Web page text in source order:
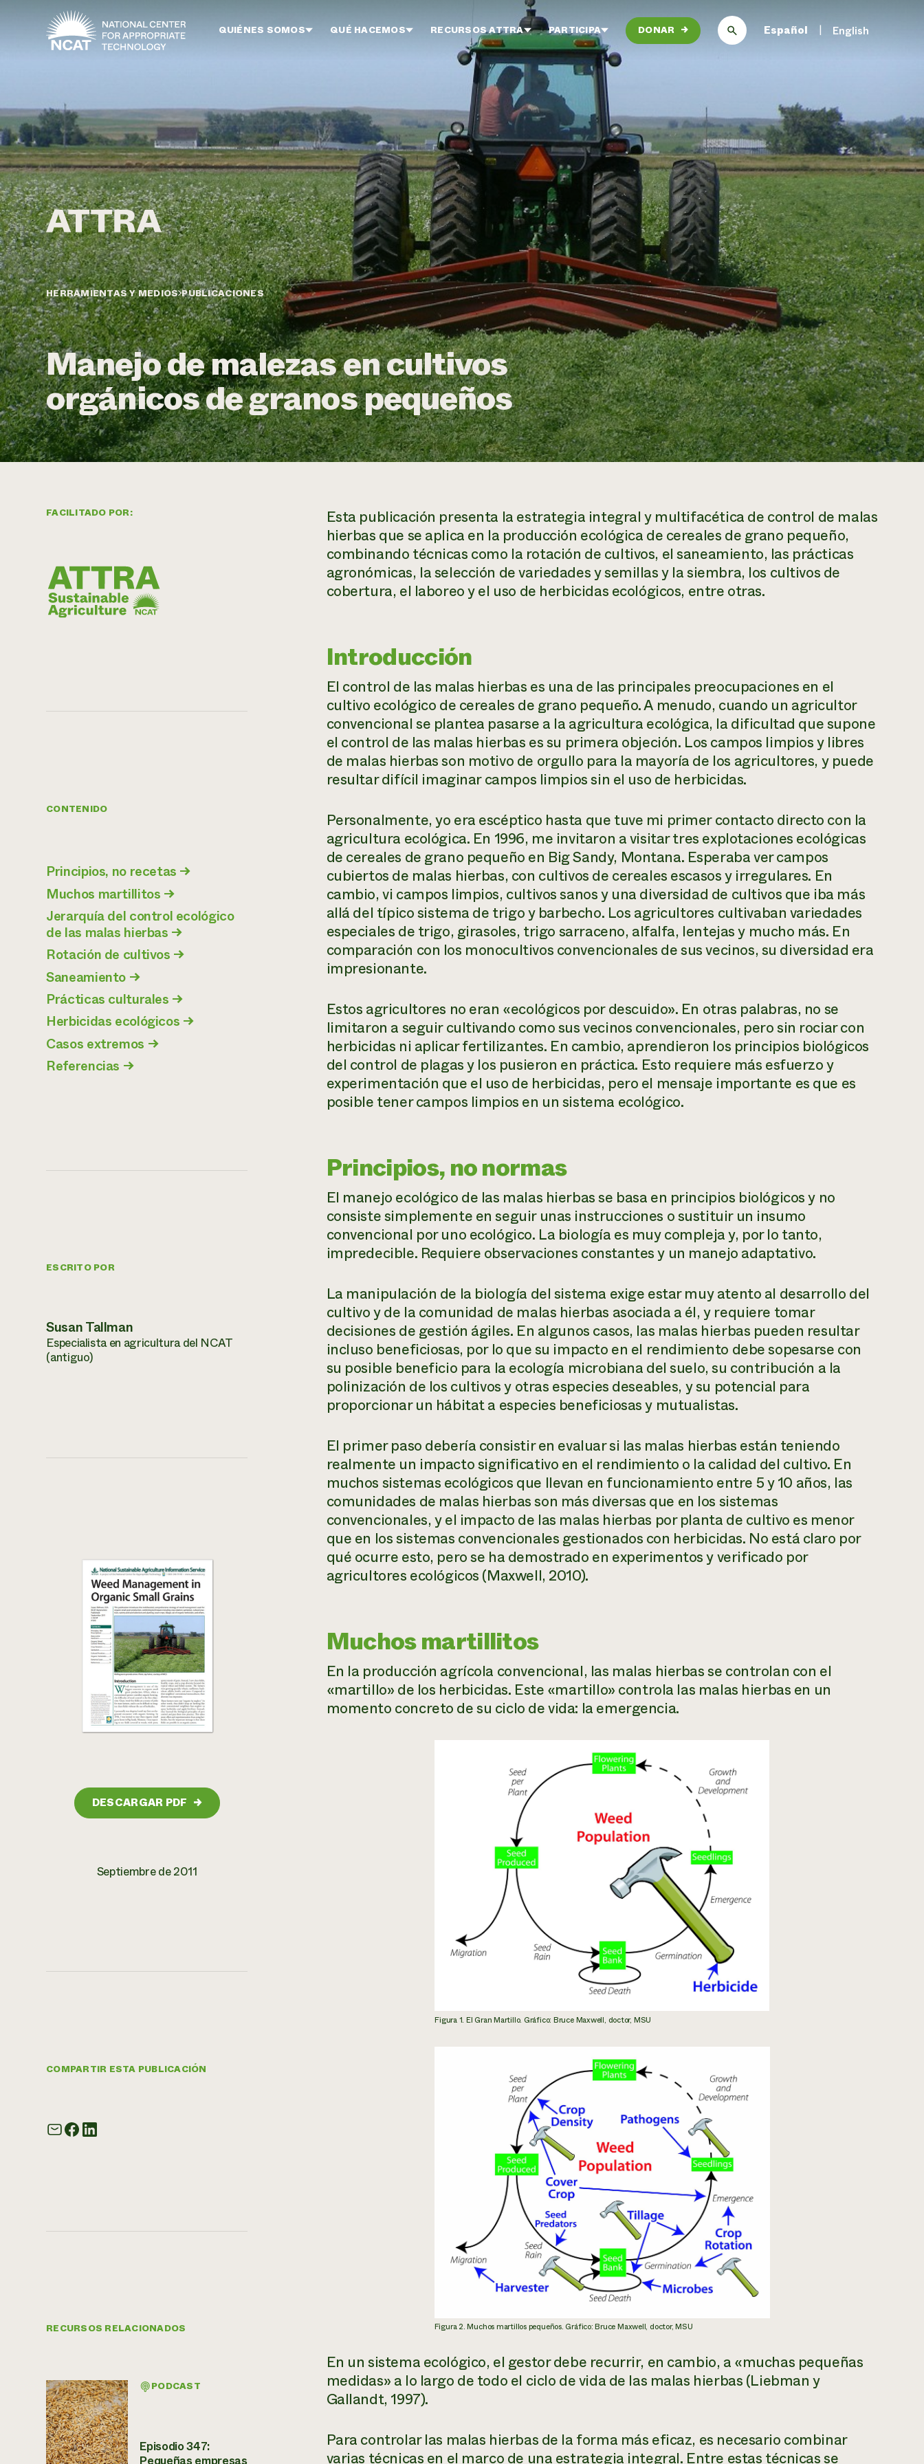
Ir al contenido principal
QUIÉNES SOMOS QUÉ HACEMOS RECURSOS ATTRA PARTICIPA DONAR → Español English
HERRAMIENTAS Y MEDIOS PUBLICACIONES
Manejo de malezas en cultivos
orgánicos de granos pequeños
FACILITADO POR:
CONTENIDO
Principios, no recetas →
Muchos martillitos →
Jerarquía del control ecológico
de las malas hierbas →
Rotación de cultivos →
Saneamiento →
Prácticas culturales →
Herbicidas ecológicos →
Casos extremos →
Referencias →
ESCRITO POR
Susan Tallman
Especialista en agricultura del NCAT
(antiguo)
DESCARGAR PDF →
Septiembre de 2011
COMPARTIR ESTA PUBLICACIÓN
RECURSOS RELACIONADOS
PODCAST
Episodio 347:
Esta publicación presenta la estrategia integral y multifacética de control de malas
hierbas que se aplica en la producción ecológica de cereales de grano pequeño,
combinando técnicas como la rotación de cultivos, el saneamiento, las prácticas
agronómicas, la selección de variedades y semillas y la siembra, los cultivos de
cobertura, el laboreo y el uso de herbicidas ecológicos, entre otras.
Introducción
El control de las malas hierbas es una de las principales preocupaciones en el
cultivo ecológico de cereales de grano pequeño. A menudo, cuando un agricultor
convencional se plantea pasarse a la agricultura ecológica, la dificultad que supone
el control de las malas hierbas es su primera objeción. Los campos limpios y libres
de malas hierbas son motivo de orgullo para la mayoría de los agricultores, y puede
resultar difícil imaginar campos limpios sin el uso de herbicidas.
Personalmente, yo era escéptico hasta que tuve mi primer contacto directo con la
agricultura ecológica. En 1996, me invitaron a visitar tres explotaciones ecológicas
de cereales de grano pequeño en Big Sandy, Montana. Esperaba ver campos
cubiertos de malas hierbas, con cultivos de cereales escasos y irregulares. En
cambio, vi campos limpios, cultivos sanos y una diversidad de cultivos que iba más
allá del típico sistema de trigo y barbecho. Los agricultores cultivaban variedades
especiales de trigo, girasoles, trigo sarraceno, alfalfa, lentejas y mucho más. En
comparación con los monocultivos convencionales de sus vecinos, su diversidad era
impresionante.
Estos agricultores no eran «ecológicos por descuido». En otras palabras, no se
limitaron a seguir cultivando como sus vecinos convencionales, pero sin rociar con
herbicidas ni aplicar fertilizantes. En cambio, aprendieron los principios biológicos
del control de plagas y los pusieron en práctica. Esto requiere más esfuerzo y
experimentación que el uso de herbicidas, pero el mensaje importante es que es
posible tener campos limpios en un sistema ecológico.
Principios, no normas
El manejo ecológico de las malas hierbas se basa en principios biológicos y no
consiste simplemente en seguir unas instrucciones o sustituir un insumo
convencional por uno ecológico. La biología es muy compleja y, por lo tanto,
impredecible. Requiere observaciones constantes y un manejo adaptativo.
La manipulación de la biología del sistema exige estar muy atento al desarrollo del
cultivo y de la comunidad de malas hierbas asociada a él, y requiere tomar
decisiones de gestión ágiles. En algunos casos, las malas hierbas pueden resultar
incluso beneficiosas, por lo que su impacto en el rendimiento debe sopesarse con
su posible beneficio para la ecología microbiana del suelo, su contribución a la
polinización de los cultivos y otras especies deseables, y su potencial para
proporcionar un hábitat a especies beneficiosas y mutualistas.
El primer paso debería consistir en evaluar si las malas hierbas están teniendo
realmente un impacto significativo en el rendimiento o la calidad del cultivo. En
muchos sistemas ecológicos que llevan en funcionamiento entre 5 y 10 años, las
comunidades de malas hierbas son más diversas que en los sistemas
convencionales, y el impacto de las malas hierbas por planta de cultivo es menor
que en los sistemas convencionales gestionados con herbicidas. No está claro por
qué ocurre esto, pero se ha demostrado en experimentos y verificado por
agricultores ecológicos (Maxwell, 2010).
Muchos martillitos
En la producción agrícola convencional, las malas hierbas se controlan con el
«martillo» de los herbicidas. Este «martillo» controla las malas hierbas en un
momento concreto de su ciclo de vida: la emergencia.
Figura 1. El Gran Martillo. Gráfico: Bruce Maxwell, doctor, MSU
Figura 2. Muchos martillos pequeños. Gráfico: Bruce Maxwell, doctor, MSU
En un sistema ecológico, el gestor debe recurrir, en cambio, a «muchas pequeñas
medidas» a lo largo de todo el ciclo de vida de las malas hierbas (Liebman y
Gallandt, 1997).
Para controlar las malas hierbas de la forma más eficaz, es necesario combinar
varias técnicas en el marco de una estrategia integral. Entre estas técnicas se